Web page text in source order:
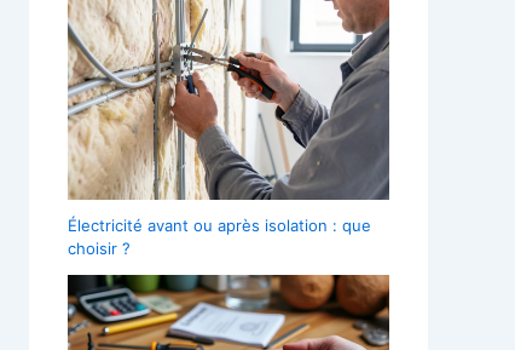
Électricité avant ou après isolation : que
choisir ?